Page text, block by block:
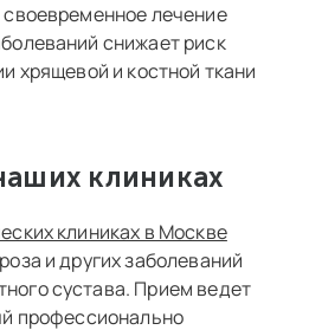
лечение
снижает риск
хрящевой и костной ткани
клиниках
клиниках в Москве
и других заболеваний
сустава. Прием ведет
профессионально